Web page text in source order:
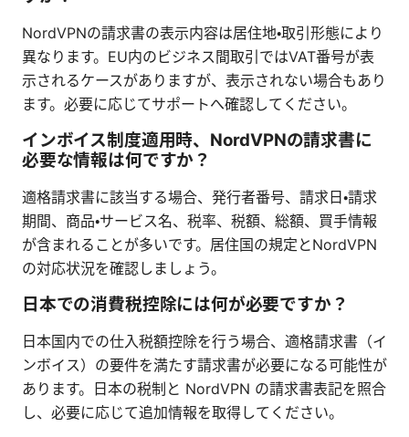
NordVPNの請求書の表示内容は居住地・取引形態により
異なります。EU内のビジネス間取引ではVAT番号が表
示されるケースがありますが、表示されない場合もあり
ます。必要に応じてサポートへ確認してください。
インボイス制度適用時、NordVPNの請求書に
必要な情報は何ですか？
適格請求書に該当する場合、発行者番号、請求日・請求
期間、商品・サービス名、税率、税額、総額、買手情報
が含まれることが多いです。居住国の規定とNordVPN
の対応状況を確認しましょう。
日本での消費税控除には何が必要ですか？
日本国内での仕入税額控除を行う場合、適格請求書（イ
ンボイス）の要件を満たす請求書が必要になる可能性が
あります。日本の税制と NordVPN の請求書表記を照合
し、必要に応じて追加情報を取得してください。